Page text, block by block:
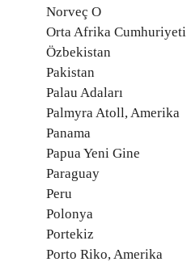
Norveç O
Orta Afrika Cumhuriyeti
Özbekistan
Pakistan
Palau Adaları
Palmyra Atoll, Amerika
Panama
Papua Yeni Gine
Paraguay
Peru
Polonya
Portekiz
Porto Riko, Amerika